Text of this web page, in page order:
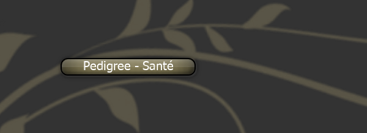
Pedigree - Santé